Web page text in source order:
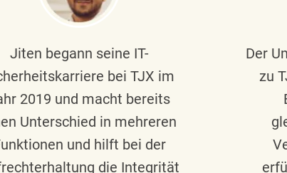
Jiten begann seine IT-
bei TJX im
2019 und macht bereits
Unterschied in mehreren
und hilft bei der
die Integrität
Der
zu